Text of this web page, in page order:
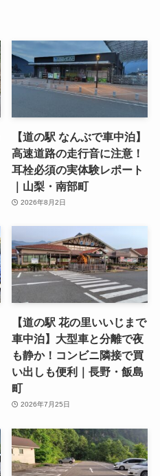
【道の駅 なんぶで車中泊】
高速道路の走行音に注意！
耳栓必須の実体験レポート
｜山梨・南部町
2026年8月2日
【道の駅 花の里いいじまで
車中泊】大型車と分離で夜
も静か！コンビニ隣接で買
い出しも便利｜長野・飯島
町
2026年7月25日